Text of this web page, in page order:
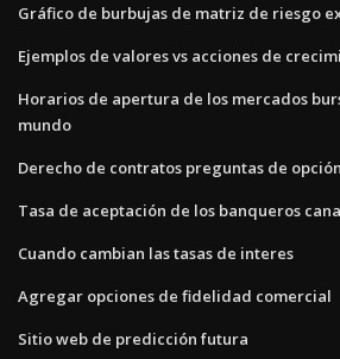
Gráfico de burbujas de matriz de riesgo
Ejemplos de valores vs acciones de
Horarios de apertura de los mercados
mundo
Derecho de contratos preguntas de
Tasa de aceptación de los banqueros
Cuando cambian las tasas de interes
Agregar opciones de fidelidad comercial
Sitio web de predicción futura